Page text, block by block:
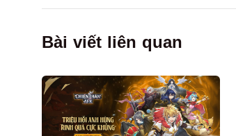
Bài viết liên quan